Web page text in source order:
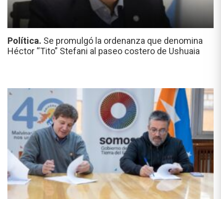
Política. Se promulgó la ordenanza que denomina
Héctor “Tito” Stefani al paseo costero de Ushuaia